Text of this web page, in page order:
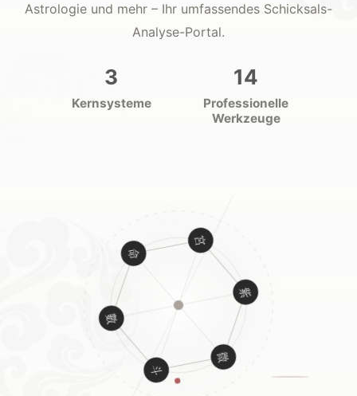
Astrologie und mehr – Ihr umfassendes Schicksals-
Analyse-Portal.
3
Kernsysteme
14
Professionelle
Werkzeuge